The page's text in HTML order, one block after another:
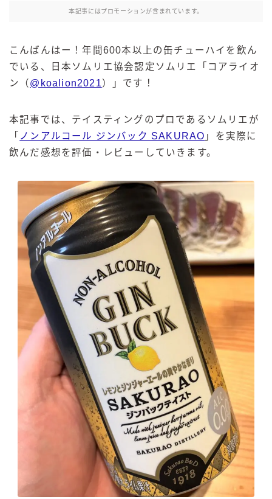
サントリー
ー196℃ ストロングゼロ
ー196℃ ザ・まるごと
CRAFT－196℃
こだわり酒場
BAR Pomum（バー・ポームム）
角ハイボール
トリスハイボール
ジムビームハイボール
GREEN1/2（グリーンハーフ）
鏡月焼酎ハイ
アサヒ
贅沢搾り
樽ハイ倶楽部
ザ・レモンクラフト
ザ・カクテルクラフト
Slat(すらっと）
クリアクーラー
FRUITZER (フルーツァー）
濃いめのレモンサワー
本記事にはプロモーションが含まれています。
こんばんはー！年間600本以上の缶チューハイを飲ん
でいる、日本ソムリエ協会認定ソムリエ「コアライオ
ン（ @koalion2021）」です！
本記事では、テイスティングのプロであるソムリエが
「 ノンアルコール ジンバック SAKURAO 」を実際に
飲んだ感想を評価・レビューしていきます。